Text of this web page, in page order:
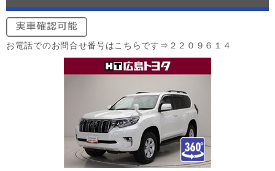
お電話でのお問合せ番号はこちらです⇒２２０９６１４